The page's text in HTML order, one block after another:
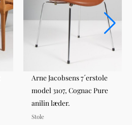
Arne Jacobsens 7´erstole
model 3107, Cognac Pure
anilin læder.
Stole